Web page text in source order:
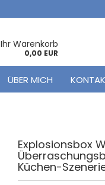
Ihr Warenkorb
0,00 EUR
ÜBER MICH
Ex­plo­si­ons­box
Küchen-​